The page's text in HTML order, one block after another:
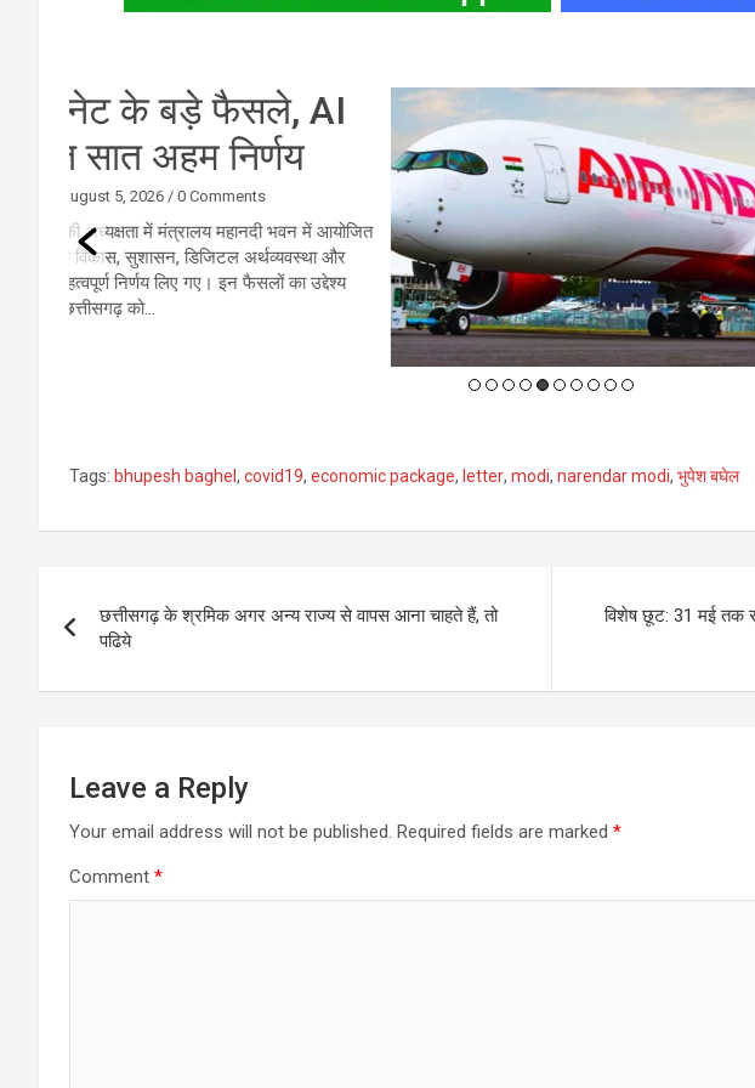
एयर इंडिया की
की चपेट,
ByUser 6/August
नई दिल्ली। एअर इंडिया की फुकेट से
तेज टर्बुलेंस की चपेट में आ गई। अचानक
लगा और कुछ समय के
Tags: bhupesh baghel , covid19, economic package, letter, modi, narendar modi, भुपेश बघेल
navigation
छत्तीसगढ़ के श्रमिक अगर अन्य राज्य से वापस आना चाहते हैं, तो
पढिये
विशेष छूट: 31 मई तक
Leave a Reply
Your email address will not be published. Required fields are marked *
Comment *